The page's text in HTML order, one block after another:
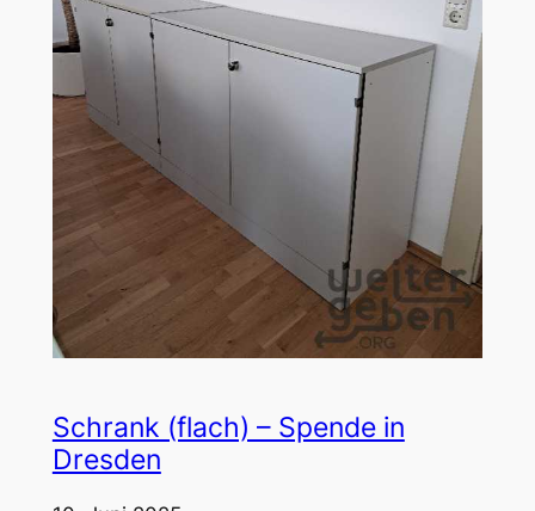
Schrank (flach) – Spende in
Dresden